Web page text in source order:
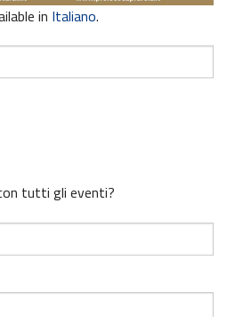
in Italiano.
tutti gli eventi?